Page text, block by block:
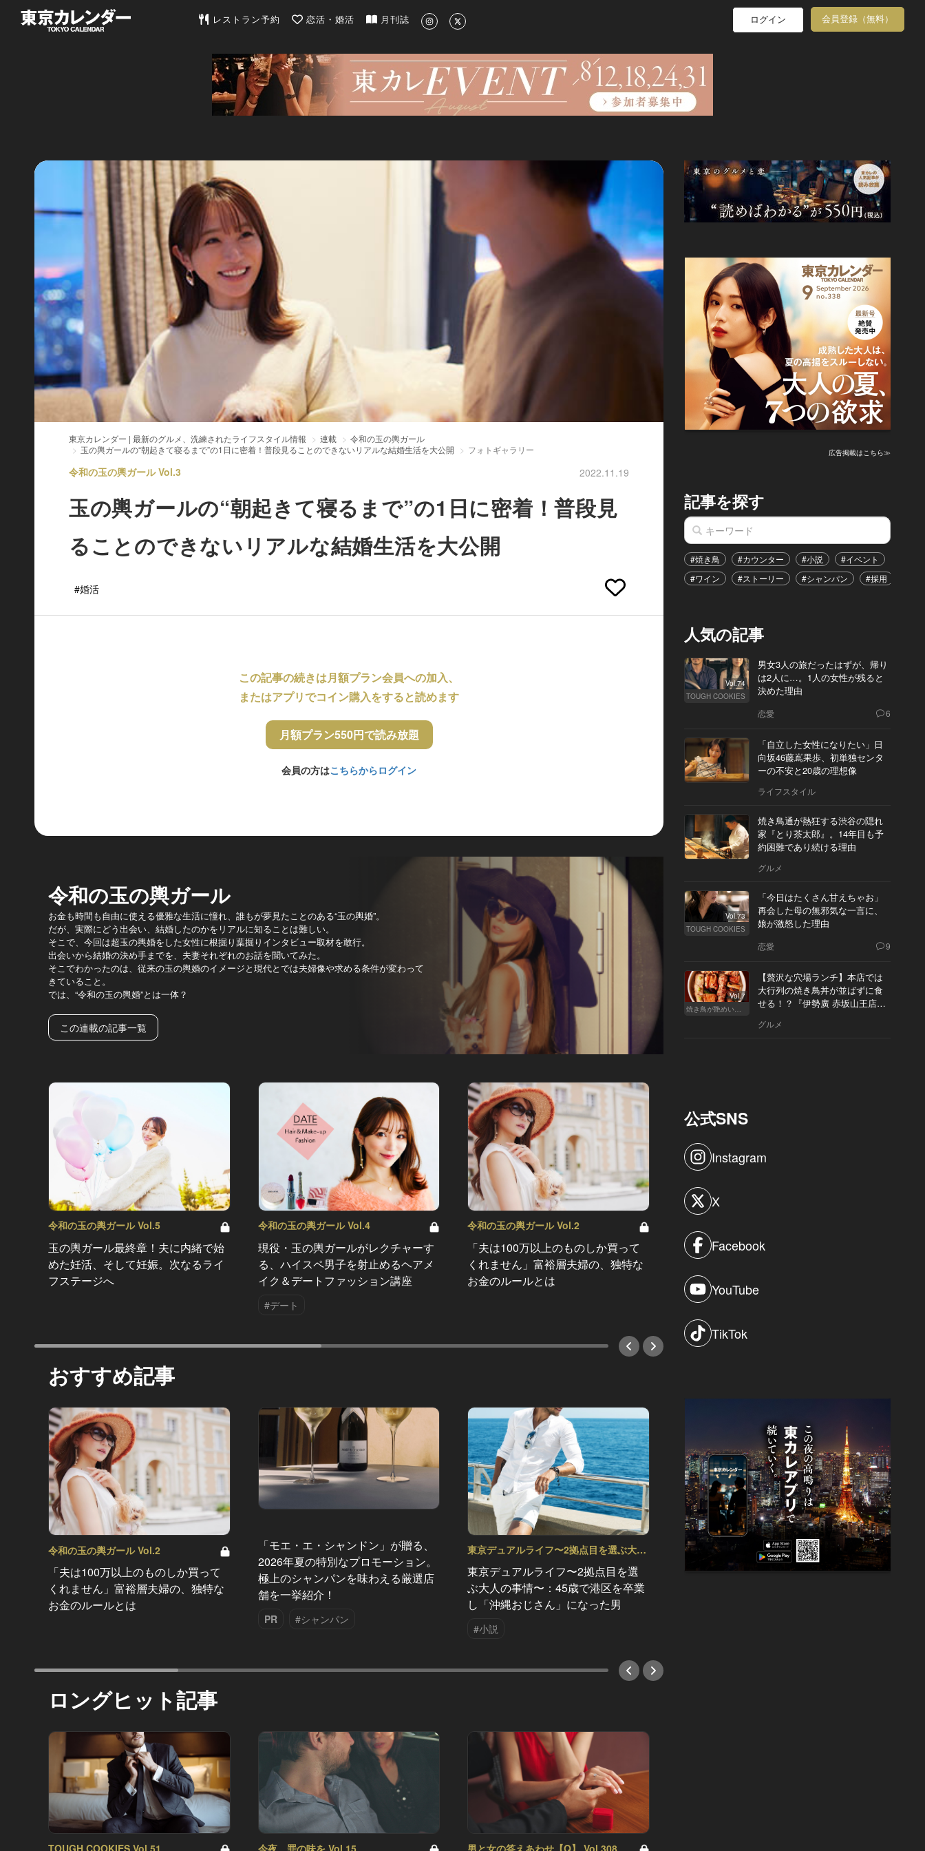
東京カレンダー | 最新のグルメ、洗練されたライフスタイル情報
レストラン予約 恋活・婚活 月刊誌 ログイン 会員登録（無料）
東京カレンダー | 最新のグルメ、洗練されたライフスタイル情報 連載
令和の玉の輿ガール
玉の輿ガールの“朝起きて寝るまで”の1日に密着！普段見ることのできないリアルな結婚生活を大公開
フォトギャラリー
令和の玉の輿ガール Vol.3 2022.11.19
玉の輿ガールの“朝起きて寝るまで”の1日に密着！普段見
ることのできないリアルな結婚生活を大公開
#婚活
この記事の続きは月額プラン会員への加入、
またはアプリでコイン購入をすると読めます
月額プラン550円で読み放題
会員の方はこちらからログイン
令和の玉の輿ガール
お金も時間も自由に使える優雅な生活に憧れ、誰もが夢見たことのある“玉の輿婚”。
だが、実際にどう出会い、結婚したのかをリアルに知ることは難しい。
そこで、今回は超玉の輿婚をした女性に根掘り葉掘りインタビュー取材を敢行。
出会いから結婚の決め手までを、夫妻それぞれのお話を聞いてみた。
そこでわかったのは、従来の玉の輿婚のイメージと現代とでは夫婦像や求める条件が変わって
きていること。
では、“令和の玉の輿婚”とは一体？
この連載の記事一覧
令和の玉の輿ガール Vol.5
玉の輿ガール最終章！夫に内緒で始
めた妊活、そして妊娠。次なるライ
フステージへ
令和の玉の輿ガール Vol.4
現役・玉の輿ガールがレクチャーす
る、ハイスペ男子を射止めるヘアメ
イク＆デートファッション講座
#デート
令和の玉の輿ガール Vol.2
「夫は100万以上のものしか買って
くれません」富裕層夫婦の、独特な
お金のルールとは
新居は家賃300万！超玉の輿婚を叶
えた女性に聞いた“求められる結婚の
条件”とは？
おすすめ記事
令和の玉の輿ガール Vol.2
「夫は100万以上のものしか買って
くれません」富裕層夫婦の、独特な
お金のルールとは
「モエ・エ・シャンドン」が贈る、
2026年夏の特別なプロモーション。
極上のシャンパンを味わえる厳選店
舗を一挙紹介！
PR #シャンパン
東京デュアルライフ〜2拠点目を選ぶ大人
の事情〜 Vol.1
東京デュアルライフ〜2拠点目を選
ぶ大人の事情〜：45歳で港区を卒業
し「沖縄おじさん」になった男
#小説
選ばれたい女たちへ ～出会いから結婚
まで～ Vol.6
結婚願望のないハイスペ男子と、30
“ハイス
PwCや
ロングヒット記事
TOUGH COOKIES Vol.51 今夜、罪の味を Vol.15 男と女の答えあわせ【Q】 Vol.308
広告掲載はこちら≫
記事を探す
#焼き鳥 #カウンター #小説 #イベント
#ワイン
#ストーリー #シャンパン #採用
人気の記事
Vol.74
TOUGH COOKIES
男女3人の旅だったはずが、帰り
は2人に…。1人の女性が残ると
決めた理由
恋愛 6
「自立した女性になりたい」日
向坂46藤嶌果歩、初単独センタ
ーの不安と20歳の理想像
ライフスタイル
焼き鳥通が熱狂する渋谷の隠れ
家『とり茶太郎』。14年目も予
約困難であり続ける理由
グルメ
Vol.73
TOUGH COOKIES
「今日はたくさん甘えちゃお」
再会した母の無邪気な一言に、
娘が激怒した理由
恋愛 9
Vol.7
焼き鳥が艶めいてきた
【贅沢な穴場ランチ】本店では
大行列の焼き鳥丼が並ばずに食
せる！？『伊勢廣 赤坂山王店』
グルメ
公式SNS
Instagram
X
Facebook
YouTube
TikTok